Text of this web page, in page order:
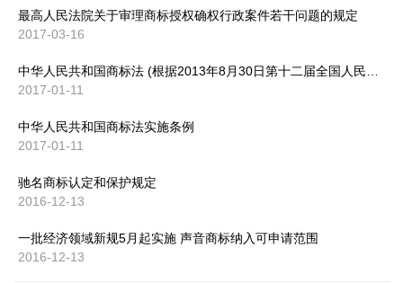
最高人民法院关于审理商标授权确权行政案件若干问题的规定
2017-03-16
2017-01-11
中华人民共和国商标法实施条例
2017-01-11
驰名商标认定和保护规定
2016-12-13
一批经济领域新规5月起实施 声音商标纳入可申请范围
2016-12-13